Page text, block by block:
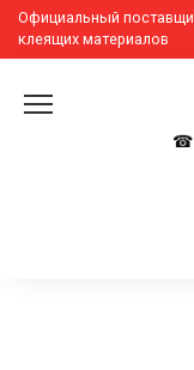
Перейти
содержанию
Официальный
клеящих материалов